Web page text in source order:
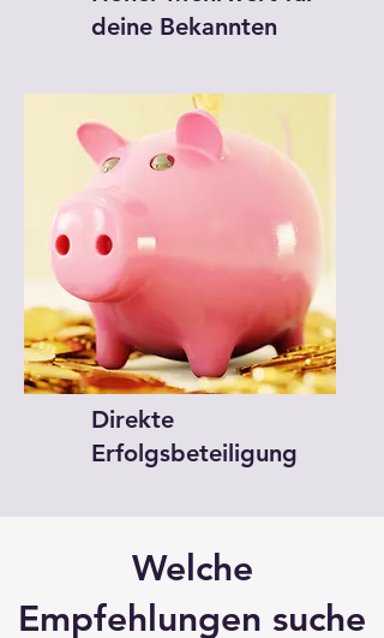
deine Bekannten
Direkte
Erfolgsbeteiligung
Welche
Empfehlungen suche